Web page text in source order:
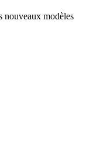
nouveaux modèles